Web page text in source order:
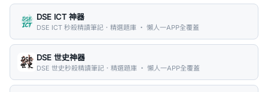
DSE ICT 神器
DSE ICT 秒殺精讀筆記．精選題庫 ・ 懶人一APP全覆蓋
DSE 世史神器
DSE 世史秒殺精讀筆記．精選題庫 ・ 懶人一APP全覆蓋